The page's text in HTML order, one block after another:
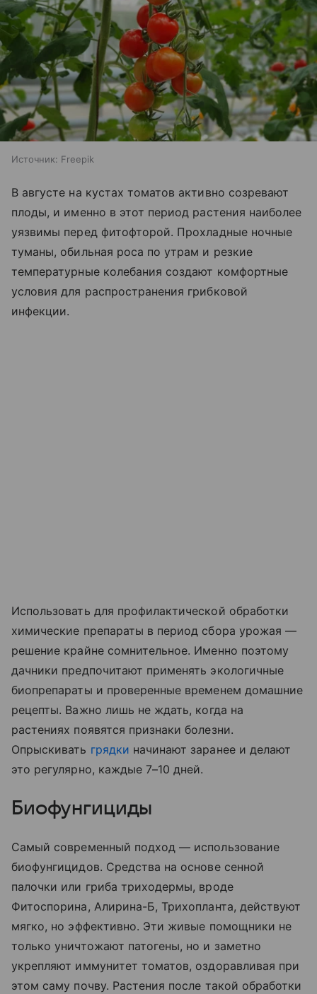
Источник: Freepik
В августе на кустах томатов активно созревают
плоды, и именно в этот период растения наиболее
уязвимы перед фитофторой. Прохладные ночные
туманы, обильная роса по утрам и резкие
температурные колебания создают комфортные
условия для распространения грибковой
инфекции.
Использовать для профилактической обработки
химические препараты в период сбора урожая —
решение крайне сомнительное. Именно поэтому
дачники предпочитают применять экологичные
биопрепараты и проверенные временем домашние
рецепты. Важно лишь не ждать, когда на
растениях появятся признаки болезни.
Опрыскивать грядки начинают заранее и делают
это регулярно, каждые 7–10 дней.
Биофунгициды
Самый современный подход — использование
биофунгицидов. Средства на основе сенной
палочки или гриба триходермы, вроде
Фитоспорина, Алирина-Б, Трихопланта, действуют
мягко, но эффективно. Эти живые помощники не
только уничтожают патогены, но и заметно
укрепляют иммунитет томатов, оздоравливая при
этом саму почву. Растения после такой обработки